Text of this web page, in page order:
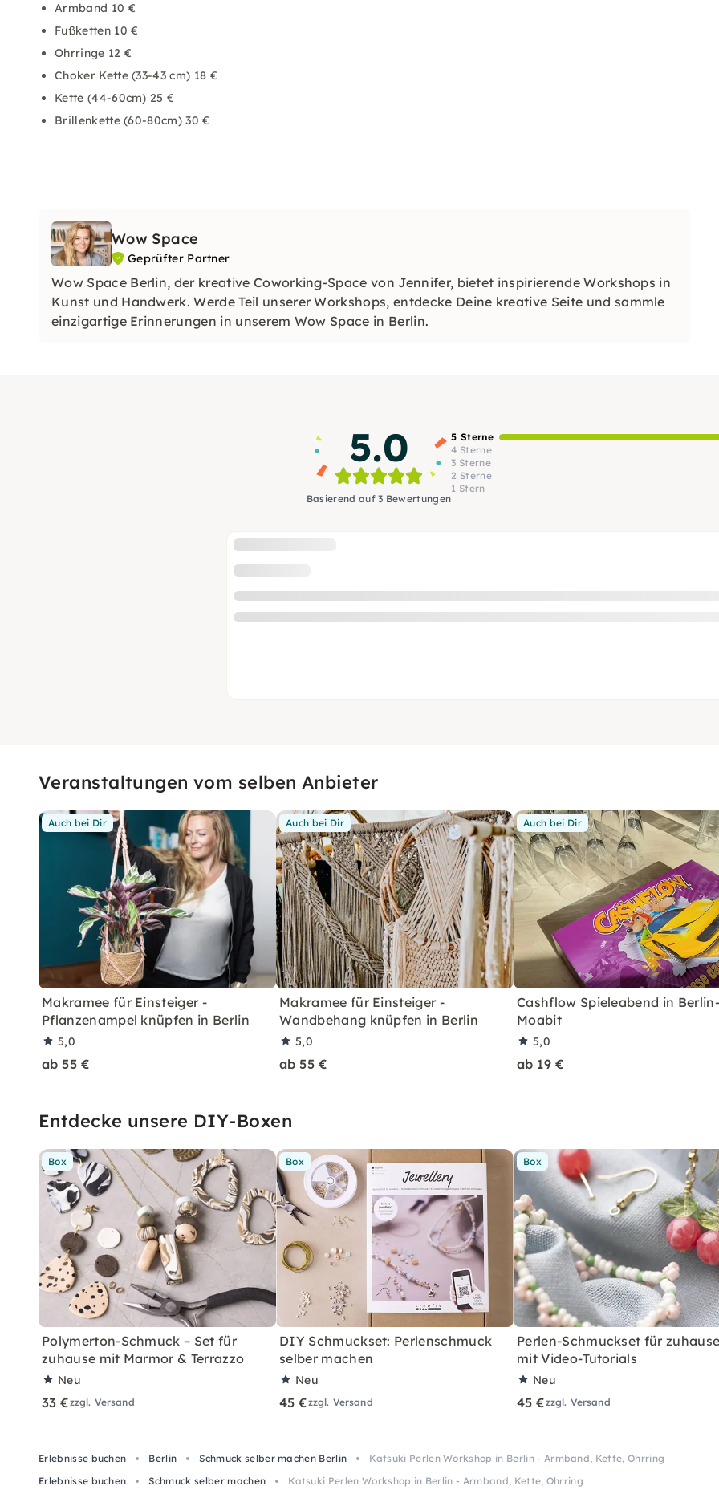
Armband 10 €
Fußketten 10 €
Ohrringe 12 €
Choker Kette (33-43 cm) 18 €
Kette (44-60cm) 25 €
Brillenkette (60-80cm) 30 €
Wow Space
Geprüfter Partner
Wow Space Berlin, der kreative Coworking-Space von Jennifer, bietet inspirierende Workshops in
Kunst und Handwerk. Werde Teil unserer Workshops, entdecke Deine kreative Seite und sammle
einzigartige Erinnerungen in unserem Wow Space in Berlin.
5.0
Basierend auf 3 Bewertungen
5 Sterne
4 Sterne
3 Sterne
2 Sterne
1 Stern
Veranstaltungen vom selben Anbieter
Auch bei Dir
Makramee für Einsteiger -
Pflanzenampel knüpfen in Berlin
5,0
ab 55 €
Auch bei Dir
Makramee für Einsteiger -
Wandbehang knüpfen in Berlin
5,0
ab 55 €
Auch bei Dir
Cashflow Spieleabend in Berlin-
Moabit
5,0
ab 19 €
Entdecke unsere DIY-Boxen
Box
Polymerton-Schmuck – Set für
zuhause mit Marmor & Terrazzo
Neu
33 €zzgl. Versand
Box
DIY Schmuckset: Perlenschmuck
selber machen
Neu
45 €zzgl. Versand
Box
Perlen-Schmuckset für
mit Video-Tutorials
Neu
45 €zzgl. Versand
Erlebnisse buchen Berlin Schmuck selber machen Berlin
Katsuki Perlen Workshop in Berlin - Armband, Kette, Ohrring
Erlebnisse buchen
Schmuck selber machen Katsuki Perlen Workshop in Berlin - Armband, Kette, Ohrring